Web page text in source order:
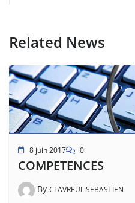
Related News
8 juin 2017 0
COMPETENCES
By CLAVREUL SEBASTIEN